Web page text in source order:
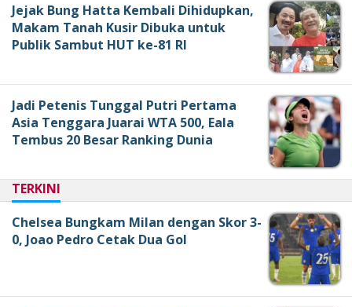
Jejak Bung Hatta Kembali Dihidupkan,
Makam Tanah Kusir Dibuka untuk
Publik Sambut HUT ke-81 RI
Jadi Petenis Tunggal Putri Pertama
Asia Tenggara Juarai WTA 500, Eala
Tembus 20 Besar Ranking Dunia
TERKINI
Chelsea Bungkam Milan dengan Skor 3-
0, Joao Pedro Cetak Dua Gol